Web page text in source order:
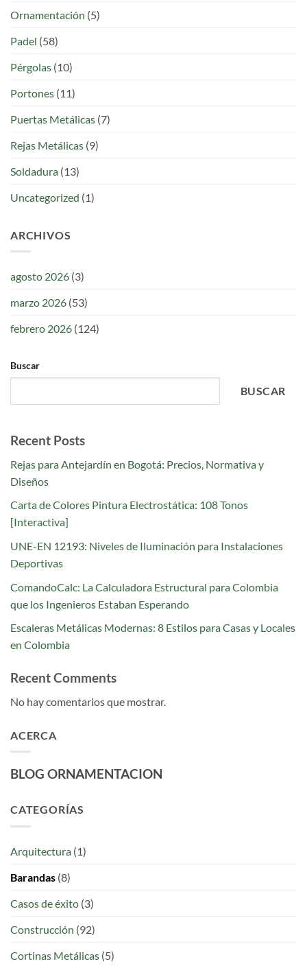
Ornamentación (5)
Padel (58)
Pérgolas (10)
Portones (11)
Puertas Metálicas (7)
Rejas Metálicas (9)
Soldadura (13)
Uncategorized (1)
ARCHIVOS
agosto 2026 (3)
marzo 2026 (53)
febrero 2026 (124)
Buscar
BUSCAR
Recent Posts
Rejas para Antejardín en Bogotá: Precios, Normativa y
Diseños
Carta de Colores Pintura Electrostática: 108 Tonos
[Interactiva]
UNE-EN 12193: Niveles de Iluminación para Instalaciones
Deportivas
ComandoCalc: La Calculadora Estructural para Colombia
que los Ingenieros Estaban Esperando
Escaleras Metálicas Modernas: 8 Estilos para Casas y Locales
en Colombia
Recent Comments
No hay comentarios que mostrar.
ACERCA
BLOG ORNAMENTACION
CATEGORÍAS
Arquitectura (1)
Barandas (8)
Casos de éxito (3)
Construcción (92)
Cortinas Metálicas (5)